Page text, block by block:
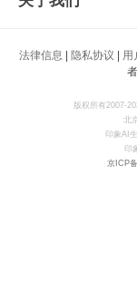
印象大使
印象生态
法律信息 | 隐私协议 | 用
版权所有2007-
北
印象AI
印
京ICP